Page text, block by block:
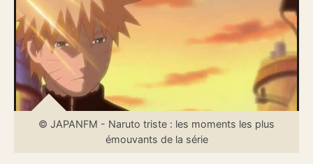
© JAPANFM - Naruto triste : les moments les plus
émouvants de la série